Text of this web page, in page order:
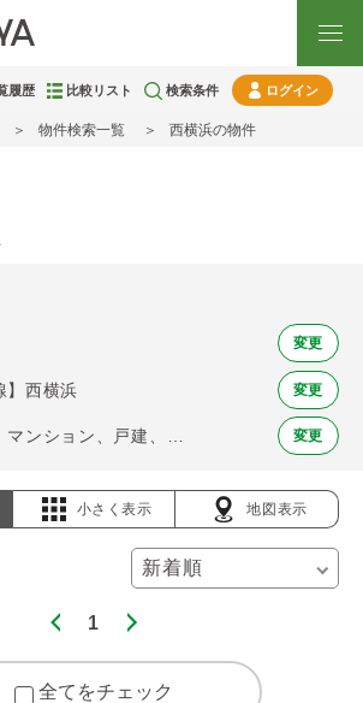
履歴 比較リスト 検索条件 ログイン
物件検索一覧 西横浜の物件
変更
西横浜 変更
変更
小さく表示 地図表示
1
全てをチェック